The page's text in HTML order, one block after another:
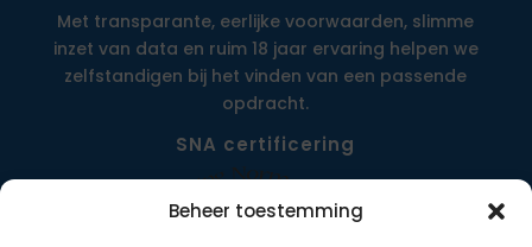
Beheer toestemming
Met transparante, eerlijke voorwaarden, slimme
inzet van data en ruim 18 jaar ervaring helpen we
zelfstandigen bij het vinden van een passende
opdracht.
SNA certificering